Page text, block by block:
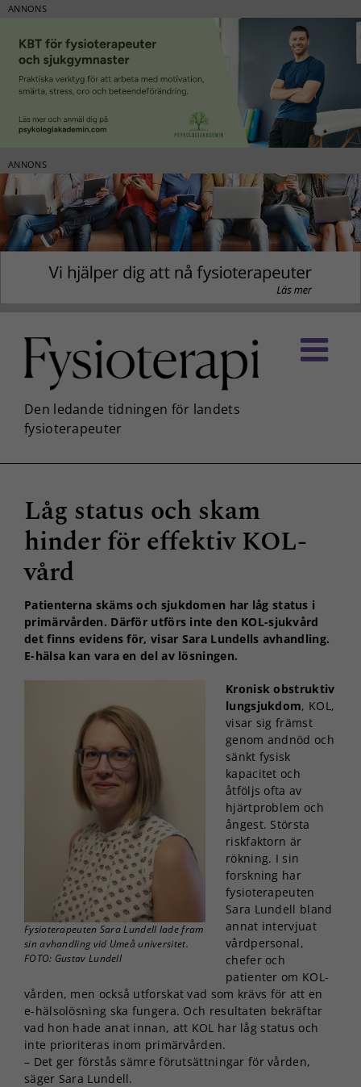
ANNONS
ANNONS
innehållet
Låg status och skam
hinder för effektiv KOL-
vård
Patienterna skäms och sjukdomen har låg status i
primärvården. Därför utförs inte den KOL-sjukvård
det finns evidens för, visar Sara Lundells avhandling.
E-hälsa kan vara en del av lösningen.
Fysioterapeuten Sara Lundell lade fram
sin avhandling vid Umeå universitet.
FOTO: Gustav Lundell
Kronisk obstruktiv
lungsjukdom, KOL,
visar sig främst
genom andnöd och
sänkt fysisk
kapacitet och
åtföljs ofta av
hjärtproblem och
ångest. Största
riskfaktorn är
rökning. I sin
forskning har
fysioterapeuten
Sara Lundell bland
annat intervjuat
vårdpersonal,
chefer och
patienter om KOL-
vården, men också utforskat vad som krävs för att en
e-hälsolösning ska fungera. Och resultaten bekräftar
vad hon hade anat innan, att KOL har låg status och
inte prioriteras inom primärvården.
– Det ger förstås sämre förutsättningar för vården,
säger Sara Lundell.